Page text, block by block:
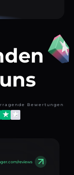
Bewertungen
reviews